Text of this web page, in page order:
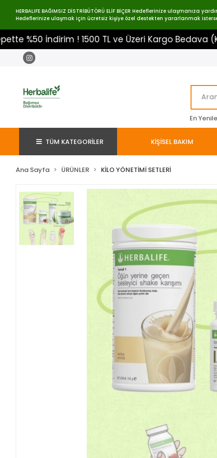
HERBALIFE BAĞIMSIZ DİSTRİBÜTÖRÜ ELİF BİÇER Hedeflerinize
Hedeflerinize ulaşmak için ücretsiz kişiye özel destekten yararlanmak
! 1500 TL ve Üzeri Kargo Bedava
En
TÜM KATEGORİLER KİŞİSEL BAKIM
Ana Sayfa ÜRÜNLER KİLO YÖNETİMİ SETLERİ